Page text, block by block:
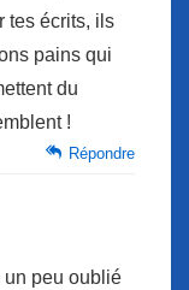
tes écrits, ils
pains qui
du
!
Répondre
un peu oublié